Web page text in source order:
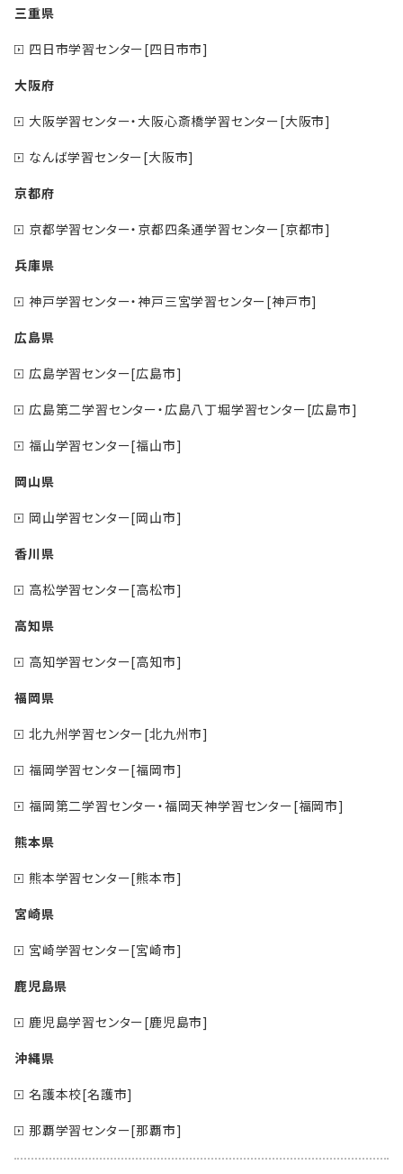
三重県
四日市学習センター[四日市市]
大阪府
大阪学習センター・大阪心斎橋学習センター[大阪市]
なんば学習センター[大阪市]
京都府
京都学習センター・京都四条通学習センター[京都市]
兵庫県
神戸学習センター・神戸三宮学習センター[神戸市]
広島県
広島学習センター[広島市]
広島第二学習センター・広島八丁堀学習センター[広島市]
福山学習センター[福山市]
岡山県
岡山学習センター[岡山市]
香川県
高松学習センター[高松市]
高知県
高知学習センター[高知市]
福岡県
北九州学習センター[北九州市]
福岡学習センター[福岡市]
福岡第二学習センター・福岡天神学習センター[福岡市]
熊本県
熊本学習センター[熊本市]
宮崎県
宮崎学習センター[宮崎市]
鹿児島県
鹿児島学習センター[鹿児島市]
沖縄県
名護本校[名護市]
那覇学習センター[那覇市]